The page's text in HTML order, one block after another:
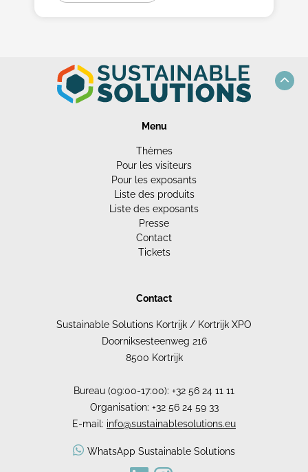
Menu
Thèmes
Pour les visiteurs
Pour les exposants
Liste des produits
Liste des exposants
Presse
Contact
Tickets
Contact
Sustainable Solutions Kortrijk / Kortrijk XPO
Doorniksesteenweg 216
8500 Kortrijk
Bureau (09:00-17:00): +32 56 24 11 11
Organisation: +32 56 24 59 33
E-mail: info@sustainablesolutions.eu
WhatsApp Sustainable Solutions